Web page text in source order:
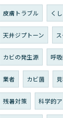
皮膚トラブル く
天井ジプトーン
カビの発生源 呼
業者 カビ菌
残暑対策 科学的